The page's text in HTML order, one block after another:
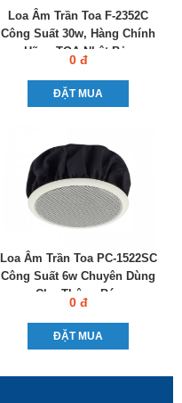
Loa Âm Trần Toa F-2352C
Công Suất 30w, Hàng Chính
Hãng TOA Nhật Bản
0 đ
ĐẶT MUA
Loa Âm Trần Toa PC-1522SC
Công Suất 6w Chuyên Dùng
Cho Thông Báo
0 đ
ĐẶT MUA